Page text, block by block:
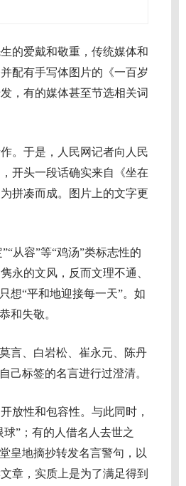
的爱戴和敬重，传统媒体和
配有手写体图片的《一百岁
，有的媒体甚至节选相关词
。于是，人民网记者向人民
开头一段话确实来自《坐在
拼凑而成。图片上的文字更
从容”等“鸡汤”类标志性的
永的文风，反而文理不通、
想“平和地迎接每一天”。如
和失敬。
言、白岩松、崔永元、陈丹
己标签的名言进行过澄清。
性和包容性。与此同时，
”；有的人借名人去世之
皇地摘抄转发名言警句，以
章，实质上是为了满足得到